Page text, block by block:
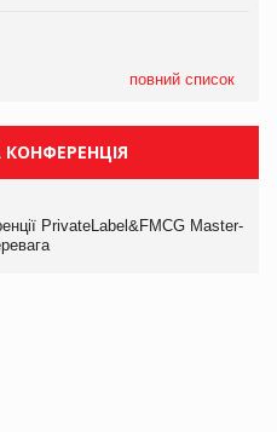
повний список
PrivateLabel&FMCG Master-